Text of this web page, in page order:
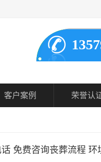
客户案例 荣誉认
免费咨询丧葬流程 环